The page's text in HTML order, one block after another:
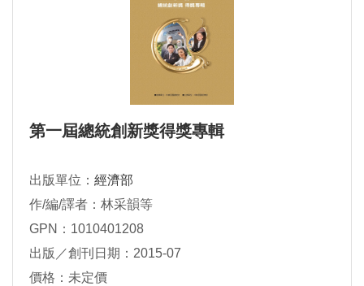
第一屆總統創新獎得獎專輯
出版單位： 經濟部
作/編/譯者：林采韻等
GPN：1010401208
出版／創刊日期：2015-07
價格：未定價